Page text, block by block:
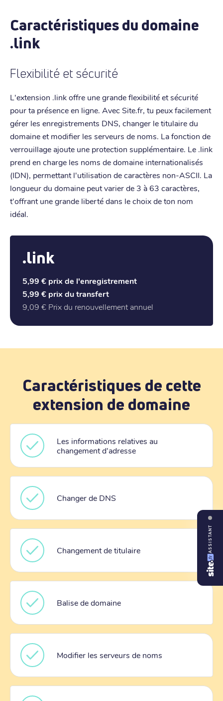
Caractéristiques du domaine
.link
Flexibilité et sécurité
L'extension .link offre une grande flexibilité et sécurité
pour ta présence en ligne. Avec Site.fr, tu peux facilement
gérer les enregistrements DNS, changer le titulaire du
domaine et modifier les serveurs de noms. La fonction de
verrouillage ajoute une protection supplémentaire. Le .link
prend en charge les noms de domaine internationalisés
(IDN), permettant l'utilisation de caractères non-ASCII. La
longueur du domaine peut varier de 3 à 63 caractères,
t'offrant une grande liberté dans le choix de ton nom
idéal.
.link
5,99 € prix de l'enregistrement
5,99 € prix du transfert
9,09 € Prix du renouvellement annuel
Caractéristiques de cette
extension de domaine
Les informations relatives au
changement d'adresse
Changer de DNS
Changement de titulaire
Balise de domaine
Modifier les serveurs de noms
ASSISTANT